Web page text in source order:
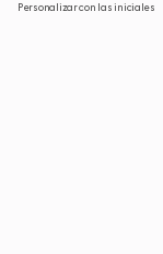
Personalizar con las iniciales